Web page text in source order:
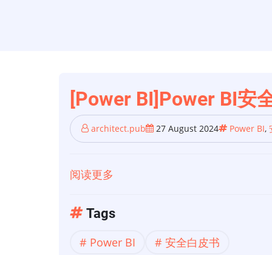
[Power BI]Power BI安
architect.pub 27 August 2024 Power BI,
阅读更多
[Power
BI
Tags
Power BI 安全白皮书